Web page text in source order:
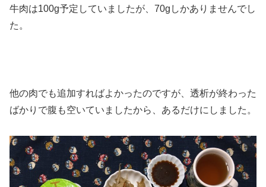
牛肉は100g予定していましたが、70gしかありませんでし
た。
他の肉でも追加すればよかったのですが、透析が終わった
ばかりで腹も空いていましたから、あるだけにしました。